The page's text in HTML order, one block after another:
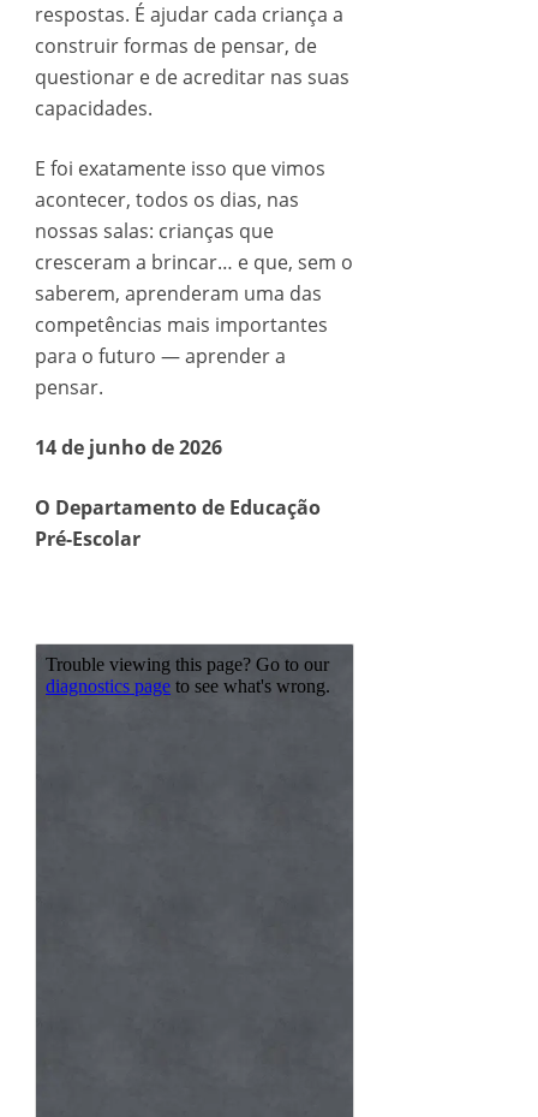
respostas. É ajudar cada criança a
construir formas de pensar, de
questionar e de acreditar nas suas
capacidades.
E foi exatamente isso que vimos
acontecer, todos os dias, nas
nossas salas: crianças que
cresceram a brincar… e que, sem o
saberem, aprenderam uma das
competências mais importantes
para o futuro — aprender a
pensar.
14 de junho de 2026
O Departamento de Educação
Pré-Escolar